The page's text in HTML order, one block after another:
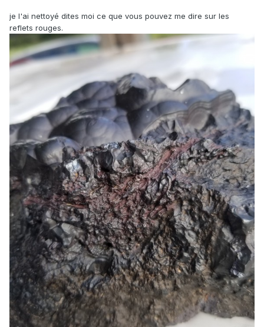
je l'ai nettoyé dites moi ce que vous pouvez me dire sur les
reflets rouges.